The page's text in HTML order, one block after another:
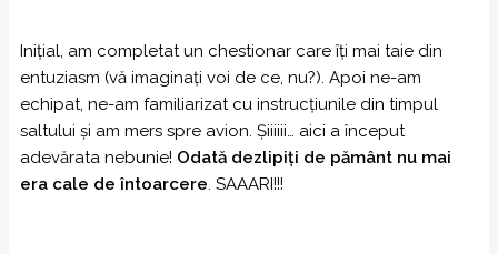
Inițial, am completat un chestionar care îți mai taie din
entuziasm (vă imaginați voi de ce, nu?). Apoi ne-am
echipat, ne-am familiarizat cu instrucțiunile din timpul
saltului și am mers spre avion. Șiiiiii… aici a început
adevărata nebunie! Odată dezlipiți de pământ nu mai
era cale de întoarcere. SAAARI!!!